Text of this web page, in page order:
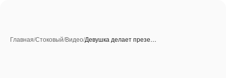
Главная/Стоковый/Видео/Девушка делает презе…